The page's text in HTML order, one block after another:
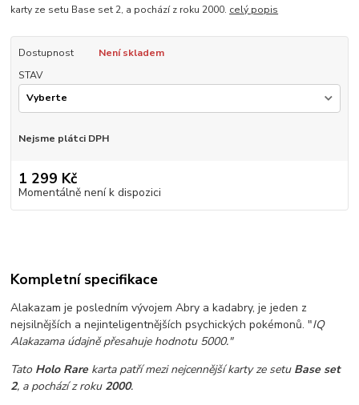
karty ze setu Base set 2, a pochází z roku 2000. celý popis
Dostupnost
Není skladem
STAV
Nejsme plátci DPH
1 299 Kč
Momentálně není k dispozici
Kompletní specifikace
Alakazam je posledním vývojem Abry a kadabry, je jeden z
nejsilnějších a nejinteligentnějších psychických pokémonů. "IQ
Alakazama údajně přesahuje hodnotu 5000."
Tato Holo Rarekarta patří mezi nejcennější karty ze setu Base set
2, a pochází z roku 2000.